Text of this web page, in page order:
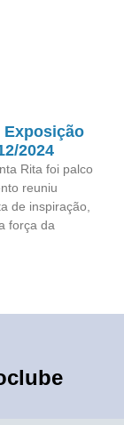
Exposição
2024
Rita foi palco
reuniu
de inspiração,
força da